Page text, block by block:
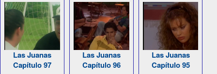
Las Juanas
Capítulo 97
Las Juanas
Capítulo 96
Las Juanas
Capítulo 95